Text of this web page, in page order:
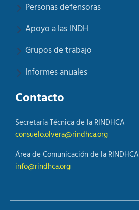
Personas defensoras
Apoyo a las INDH
Grupos de trabajo
Informes anuales
Contacto
Secretaría Técnica de la RINDHCA
consuelo.olvera@rindhca.org
Área de Comunicación de la RINDHCA
info@rindhca.org